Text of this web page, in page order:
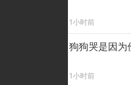
1小时前
狗狗哭是因为
1小时前